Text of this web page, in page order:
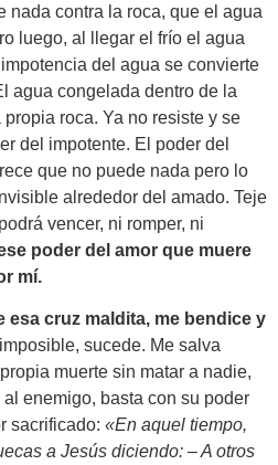
nada contra la roca, que el agua
luego, al llegar el frío el agua
del agua se convierte
agua congelada dentro de la
roca. Ya no resiste y se
del impotente. El poder del
que no puede nada pero lo
alrededor del amado. Teje
vencer, ni romper, ni
poder del amor que muere
mí.
esa cruz maldita, me bendice y
sucede. Me salva
muerte sin matar a nadie,
enemigo, basta con su poder
sacrificado: «En aquel tiempo,
a Jesús diciendo: – A otros